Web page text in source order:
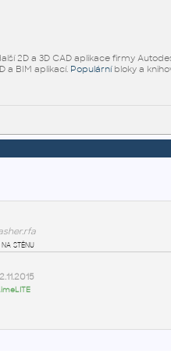
2D a 3D CAD aplikace firmy
a BIM aplikací. Populárníbloky a
stěnu